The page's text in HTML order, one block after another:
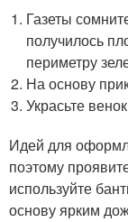
Газеты
получилось
периметру
На основу
Украсьте
Идей для
поэтому
используйте
основу ярким